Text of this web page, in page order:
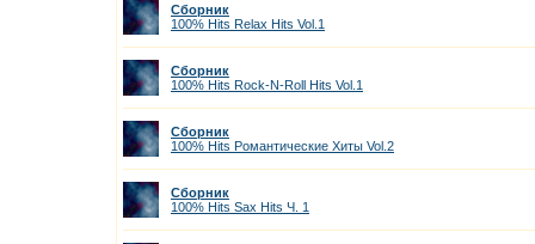
Сборник
100% Hits Relax Hits Vol.1
Сборник
100% Hits Rock-N-Roll Hits Vol.1
Сборник
100% Hits Романтические Хиты Vol.2
Сборник
100% Hits Sax Hits Ч. 1